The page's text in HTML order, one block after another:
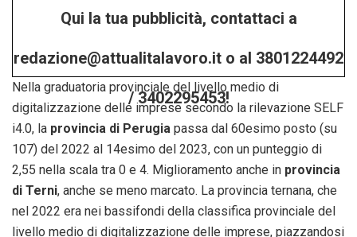
Qui la tua pubblicità, contattaci a
redazione@attualitalavoro.it o al 3801224492
/ 3402295453!
Nella graduatoria provinciale del livello medio di
digitalizzazione delle imprese secondo la rilevazione SELF
i4.0, la provincia di Perugia passa dal 60esimo posto (su
107) del 2022 al 14esimo del 2023, con un punteggio di
2,55 nella scala tra 0 e 4. Miglioramento anche in provincia
di Terni, anche se meno marcato. La provincia ternana, che
nel 2022 era nei bassifondi della classifica provinciale del
livello medio di digitalizzazione delle imprese, piazzandosi